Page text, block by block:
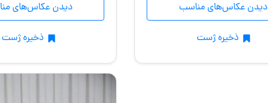
دیدن عکاس‌های مناسب
ذخیره ژست
دیدن عکاس‌های
ذخیره ژست